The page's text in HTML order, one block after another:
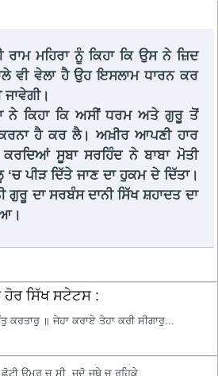
ਰਾਮ ਮਹਿਰਾ ਨੂੰ ਕਿਹਾ ਕਿ ਉਸ ਨੇ ਜ਼ਿਦ
ਵੀ ਵੇਲਾ ਹੈ ਉਹ ਇਸਲਾਮ ਧਾਰਨ ਕਰ
ਜਾਵੇਗੀ।
ਨੇ ਕਿਹਾ ਕਿ ਅਸੀਂ ਧਰਮ ਅਤੇ ਗੁਰੂ ਤੋਂ
ਹੈ ਕਰ ਲੈ। ਅਖ਼ੀਰ ਆਪਣੀ ਹਾਰ
ਸੂਬਾ ਸਰਹਿੰਦ ਨੇ ਬਾਬਾ ਮੋਤੀ
‘ਚ ਪੀੜ ਦਿੱਤੇ ਜਾਣ ਦਾ ਹੁਕਮ ਦੇ ਦਿੱਤਾ।
ਗੁਰੂ ਦਾ ਸਰਬੰਸ ਦਾਨੀ ਸਿੱਖ ਸ਼ਹਾਦਤ ਦਾ
ਹੋਰ ਸਿੱਖ ਸਟੇਟਸ :
ਕਰਤਾਰੁ ॥ ਜੇਹਾ ਕਰਾਏ ਤੇਹਾ ਕਰੀ ਸੀਗਾਰੁ...
ਉਮਰ ਚ ਸੀ, ਜਦੋ ਜਥੇ ਚ ਰਹਿਕੇ...